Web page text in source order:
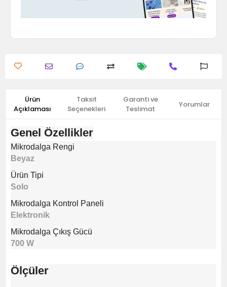
Ürün
Açıklaması
Taksit
Seçenekleri
Garanti ve
Teslimat
Yorumlar
Genel Özellikler
Mikrodalga Rengi
Beyaz
Ürün Tipi
Solo
Mikrodalga Kontrol Paneli
Elektronik
Mikrodalga Çıkış Gücü
700 W
Ölçüler